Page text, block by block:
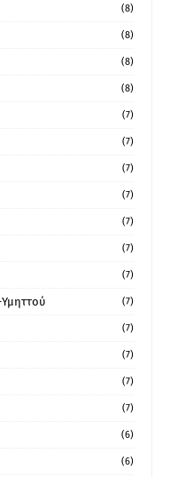
(8)
(8)
(8)
(8)
(7)
(7)
(7)
(7)
(7)
(7)
(7)
(7)
(7)
(7)
(7)
(7)
(6)
(6)